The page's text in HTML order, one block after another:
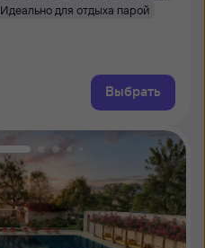
Идеально для отдыха парой
Выбрать